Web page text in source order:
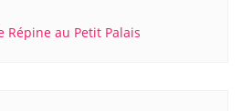
Répine au Petit Palais